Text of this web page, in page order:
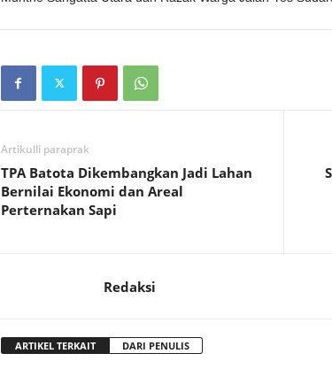
Artikulli paraprak
TPA Batota Dikembangkan Jadi Lahan
Bernilai Ekonomi dan Areal
Perternakan Sapi
Redaksi
ARTIKEL TERKAIT DARI PENULIS